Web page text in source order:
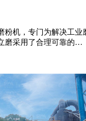
粉机，专门为解决工
磨采用了合理可靠的…